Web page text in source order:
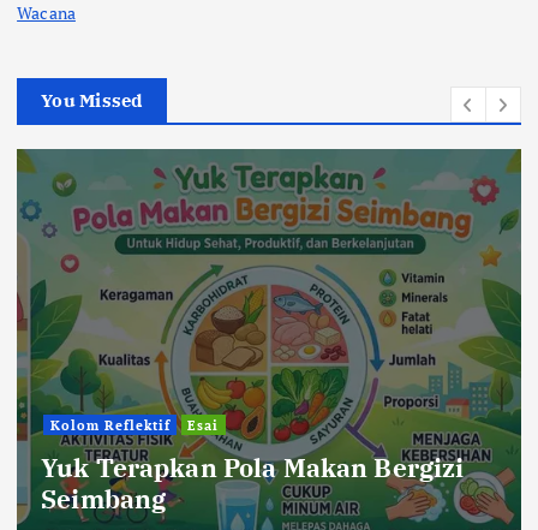
Wacana
You Missed
Kolom Reflektif Esai
Yuk Terapkan Pola Makan Bergizi
Seimbang